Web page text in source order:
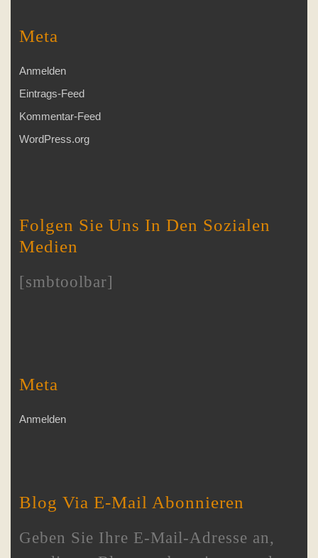
Meta
Anmelden
Eintrags-Feed
Kommentar-Feed
WordPress.org
Folgen Sie Uns In Den Sozialen
Medien
[smbtoolbar]
Meta
Anmelden
Blog Via E-Mail Abonnieren
Geben Sie Ihre E-Mail-Adresse an,